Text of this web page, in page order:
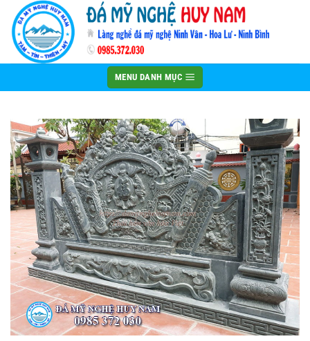
qua
nội
MENU DANH MỤC